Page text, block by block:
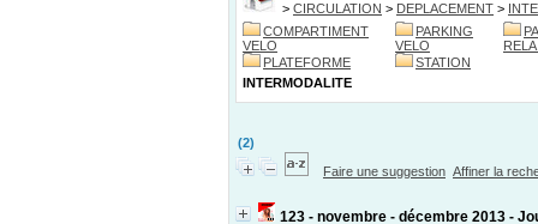
> CIRCULATION > DEPLACEMENT >
COMPARTIMENT
VELO
PARKING
VELO
PLATEFORME
STATION
INTERMODALITE
(2)
Faire une suggestion Affiner la
123 - novembre - décembre 2013 -